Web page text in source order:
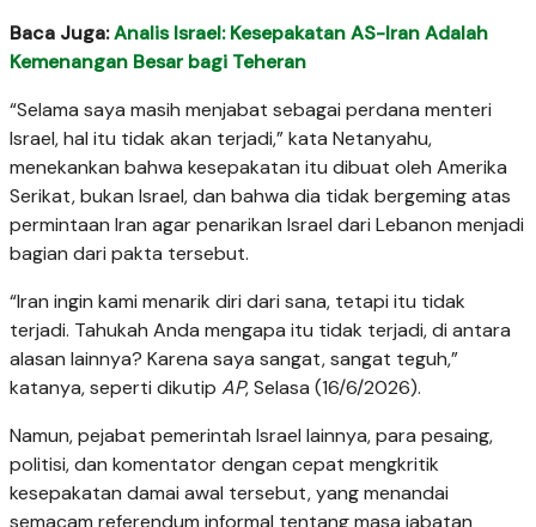
Baca Juga:Analis Israel: Kesepakatan AS-Iran Adalah
Kemenangan Besar bagi Teheran
“Selama saya masih menjabat sebagai perdana menteri
Israel, hal itu tidak akan terjadi,” kata Netanyahu,
menekankan bahwa kesepakatan itu dibuat oleh Amerika
Serikat, bukan Israel, dan bahwa dia tidak bergeming atas
permintaan Iran agar penarikan Israel dari Lebanon menjadi
bagian dari pakta tersebut.
“Iran ingin kami menarik diri dari sana, tetapi itu tidak
terjadi. Tahukah Anda mengapa itu tidak terjadi, di antara
alasan lainnya? Karena saya sangat, sangat teguh,”
katanya, seperti dikutip AP, Selasa (16/6/2026).
Namun, pejabat pemerintah Israel lainnya, para pesaing,
politisi, dan komentator dengan cepat mengkritik
kesepakatan damai awal tersebut, yang menandai